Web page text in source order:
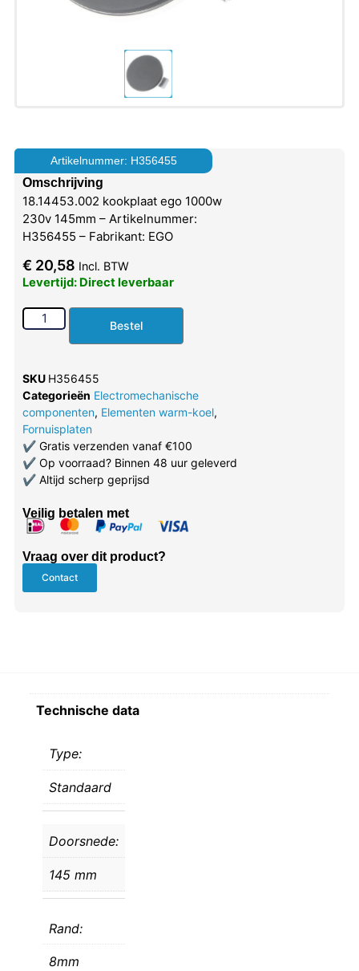
Artikelnummer: H356455
Omschrijving
18.14453.002 kookplaat ego 1000w
230v 145mm – Artikelnummer:
H356455 – Fabrikant: EGO
€ 20,58 Incl. BTW
Levertijd: Direct leverbaar
Bestel
SKU H356455
Categorieën Electromechanische
componenten, Elementen warm-koel,
Fornuisplaten
✔Gratis verzenden vanaf €100
✔Op voorraad? Binnen 48 uur geleverd
✔Altijd scherp geprijsd
Veilig betalen met
Vraag over dit product?
Contact
Technische data
Type:
Standaard
Doorsnede:
145 mm
Rand:
8mm